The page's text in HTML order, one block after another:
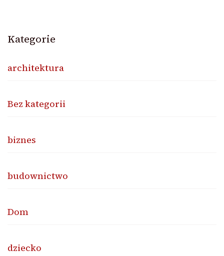
Kategorie
architektura
Bez kategorii
biznes
budownictwo
Dom
dziecko